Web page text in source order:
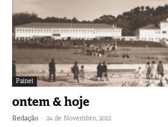
Painel
ontem & hoje
Redação - 24 de Novembro, 2012